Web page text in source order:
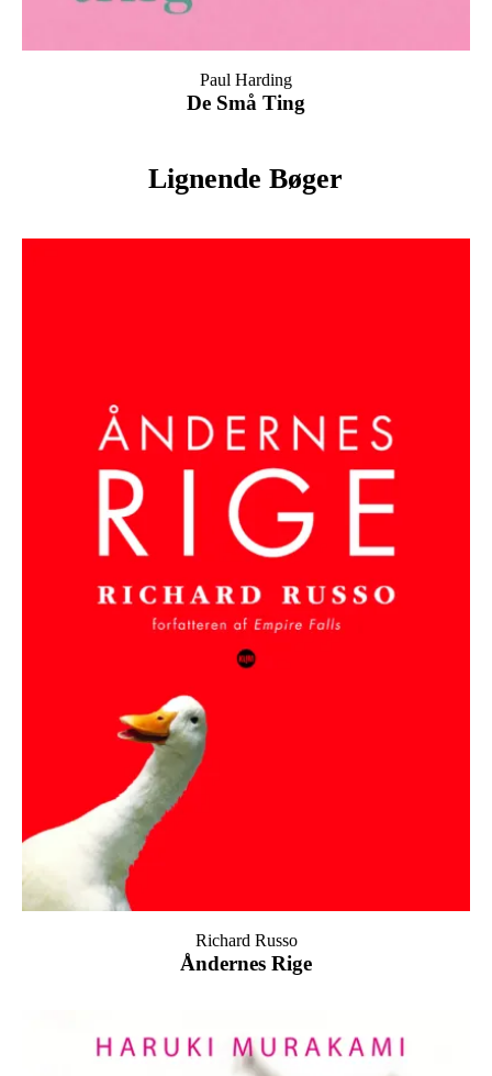
De Små Ting
Paul Harding
Lignende Bøger
Åndernes Rige
Richard Russo